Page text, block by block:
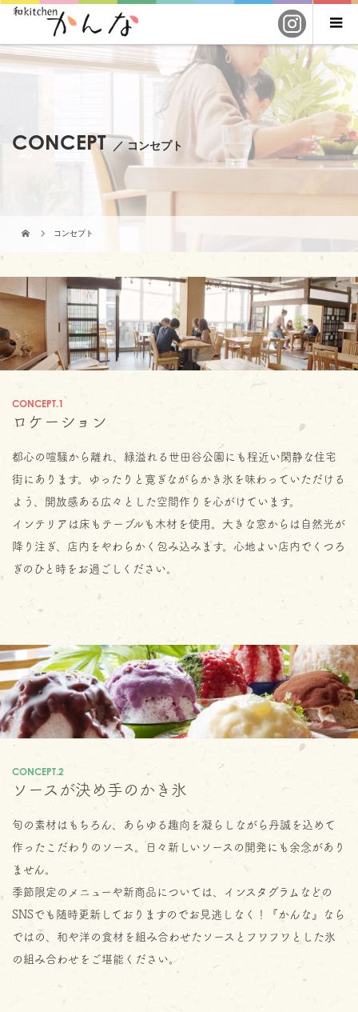
CONCEPT ／ コンセプト
コンセプト
CONCEPT.1
ロケーション
都心の喧騒から離れ、緑溢れる世田谷公園にも程近い閑静な住宅
街にあります。ゆったりと寛ぎながらかき氷を味わっていただける
よう、開放感ある広々とした空間作りを心がけています。
インテリアは床もテーブルも木材を使用。大きな窓からは自然光が
降り注ぎ、店内をやわらかく包み込みます。心地よい店内でくつろ
ぎのひと時をお過ごしください。
CONCEPT.2
ソースが決め手のかき氷
旬の素材はもちろん、あらゆる趣向を凝らしながら丹誠を込めて
作ったこだわりのソース。日々新しいソースの開発にも余念があり
ません。
季節限定のメニューや新商品については、インスタグラムなどの
SNSでも随時更新しておりますのでお見逃しなく！『かんな』なら
ではの、和や洋の食材を組み合わせたソースとフワフワとした氷
の組み合わせをご堪能ください。